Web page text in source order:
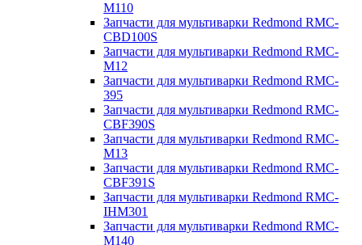
M110
Запчасти для мультиварки Redmond RMC-
CBD100S
Запчасти для мультиварки Redmond RMC-
M12
Запчасти для мультиварки Redmond RMC-
395
Запчасти для мультиварки Redmond RMC-
CBF390S
Запчасти для мультиварки Redmond RMC-
M13
Запчасти для мультиварки Redmond RMC-
CBF391S
Запчасти для мультиварки Redmond RMC-
IHM301
Запчасти для мультиварки Redmond RMC-
M140